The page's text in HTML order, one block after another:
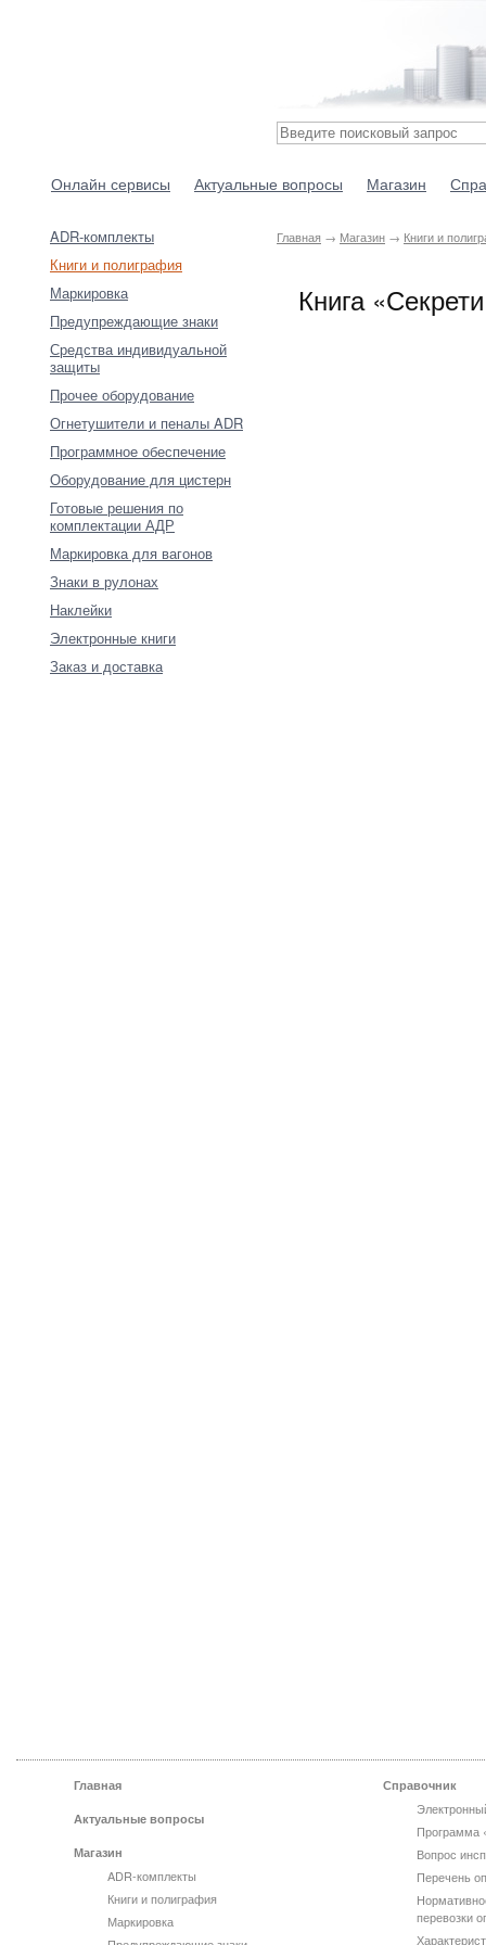
Онлайн сервисы Актуальные вопросы Магазин
ADR-комплекты
Книги и полиграфия
Маркировка
Предупреждающие знаки
Средства индивидуальной
защиты
Прочее оборудование
Огнетушители и пеналы ADR
Программное обеспечение
Оборудование для цистерн
Готовые решения по
комплектации АДР
Маркировка для вагонов
Знаки в рулонах
Наклейки
Электронные книги
Заказ и доставка
Главная → Магазин → Книги и
Книга
Главная
Актуальные вопросы
Магазин
ADR-комплекты
Книги и полиграфия
Маркировка
Справочник
Программа
Вопрос
Перечень
перевозки